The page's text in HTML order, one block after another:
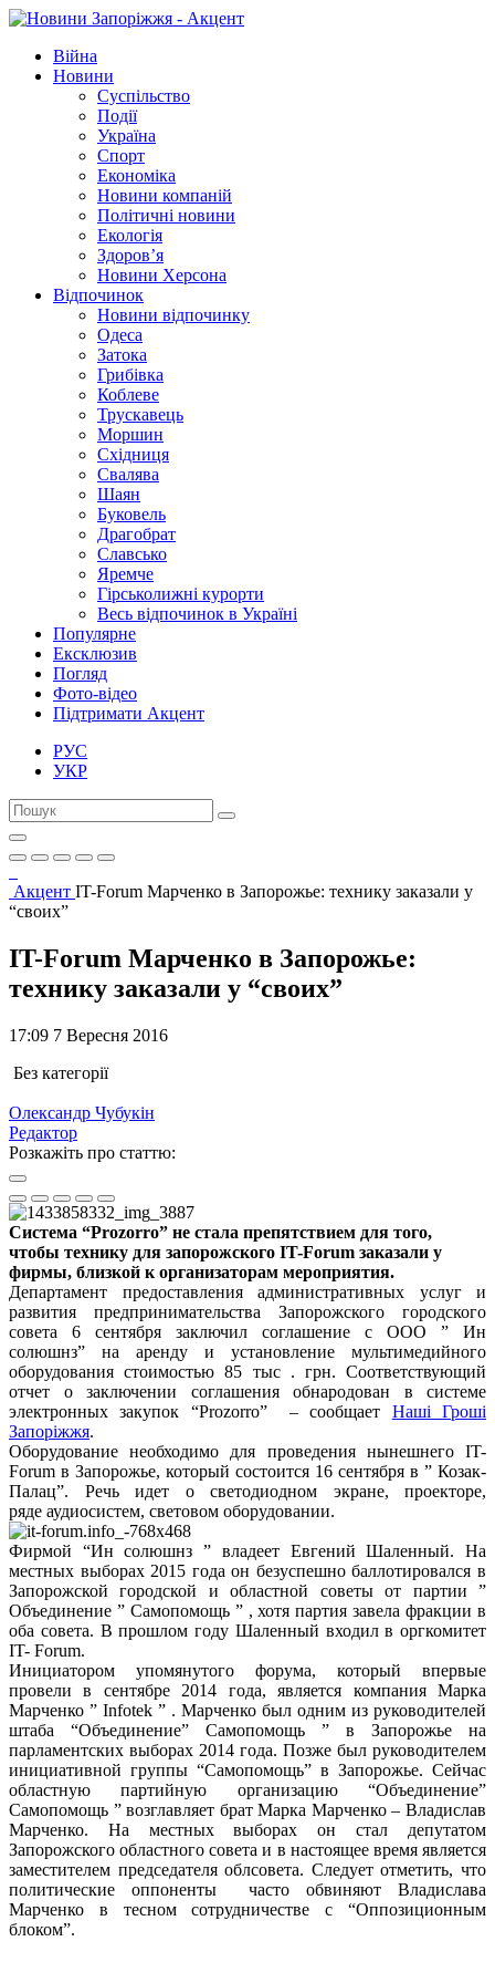
Війна
Новини
Суспільство
Події
Україна
Спорт
Економіка
Новини компаній
Політичні новини
Екологія
Здоров’я
Новини Херсона
Відпочинок
Новини відпочинку
Одеса
Затока
Грибівка
Коблеве
Трускавець
Моршин
Східниця
Свалява
Шаян
Буковель
Драгобрат
Славсько
Яремче
Гірськолижні курорти
Весь відпочинок в Україні
Популярне
Ексклюзив
Погляд
Фото-відео
Підтримати Акцент
РУС
УКР
Акцент IT-Forum Марченко в Запорожье: технику заказали у
“своих”
IT-Forum Марченко в Запорожье:
технику заказали у “своих”
17:09 7 Вересня 2016
Без категорії
Олександр Чубукін
Редактор
Розкажіть про статтю:
Система “Prozorro” не стала препятствием для того,
чтобы технику для запорожского IT-Forum заказали у
фирмы, близкой к организаторам мероприятия.
Департамент предоставления административных услуг и
развития предпринимательства Запорожского городского
совета 6 сентября заключил соглашение с ООО ” Ин
солюшнз” на аренду и установление мультимедийного
оборудования стоимостью 85 тыс . грн. Соответствующий
отчет о заключении соглашения обнародован в системе
электронных закупок “Prozorro” – сообщает Наші Гроші
Запоріжжя.
Оборудование необходимо для проведения нынешнего IT-
Forum в Запорожье, который состоится 16 сентября в ” Козак-
Палац”. Речь идет о светодиодном экране, проекторе,
ряде аудиосистем, световом оборудовании.
Фирмой “Ин солюшнз ” владеет Евгений Шаленный. На
местных выборах 2015 года он безуспешно баллотировался в
Запорожской городской и областной советы от партии ”
Объединение ” Самопомощь ” , хотя партия завела фракции в
оба совета. В прошлом году Шаленный входил в оргкомитет
IT- Forum.
Инициатором упомянутого форума, который впервые
провели в сентябре 2014 года, является компания Марка
Марченко ” Infotek ” . Марченко был одним из руководителей
штаба “Объединение” Самопомощь ” в Запорожье на
парламентских выборах 2014 года. Позже был руководителем
инициативной группы “Самопомощь” в Запорожье. Сейчас
областную партийную организацию “Объединение”
Самопомощь ” возглавляет брат Марка Марченко – Владислав
Марченко. На местных выборах он стал депутатом
Запорожского областного совета и в настоящее время является
заместителем председателя облсовета. Следует отметить, что
политические оппоненты часто обвиняют Владислава
Марченко в тесном сотрудничестве с “Оппозиционным
блоком”.